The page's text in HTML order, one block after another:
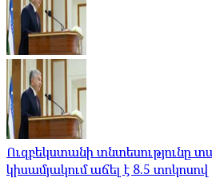
Ուզբեկստանի տնտեսությունը
կիսամյակում աճել է 8.5 տոկոսով